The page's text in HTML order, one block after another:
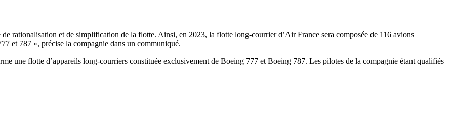
rationalisation et de simplification de la flotte. Ainsi, en 2023, la flotte long-courrier d’Air France sera composée de 116 avions
et 787 », précise la compagnie dans un communiqué.
une flotte d’appareils long-courriers constituée exclusivement de Boeing 777 et Boeing 787. Les pilotes de la compagnie étant qualifiés